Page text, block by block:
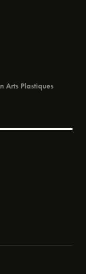
Arts Plastiques